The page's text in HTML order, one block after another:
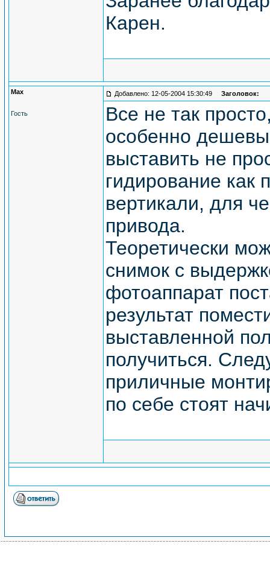
Карен.
Мах
Гость
Добавлено: 12-05-2004 15:30:49 Заголовок:
Все не так
особенно
выставить не
гидирование как
вертикали, для
привода.
Теоретически
снимок с
фотоаппарат
результат
выставленной
получиться.
приличные
по себе стоят